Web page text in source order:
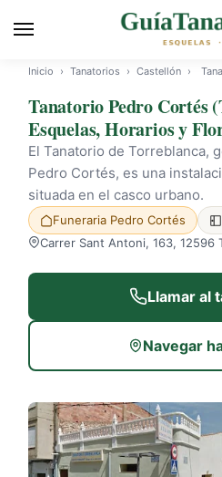
Inicio › Tanatorios › Castellón ›
Tanatorio Pedro Cortés
Esquelas, Horarios y
El Tanatorio de Torreblanca,
Pedro Cortés, es una
situada en el casco urbano.
Funeraria Pedro Cortés
Carrer Sant Antoni, 163, 12596
Llamar al
Navegar